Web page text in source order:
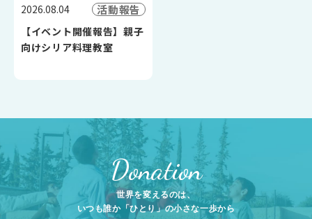
2026.08.04 活動報告
【イベント開催報告】親子
向けシリア料理教室
Donation
世界を変えるのは、
いつも誰か「ひとり」の小さな一歩から